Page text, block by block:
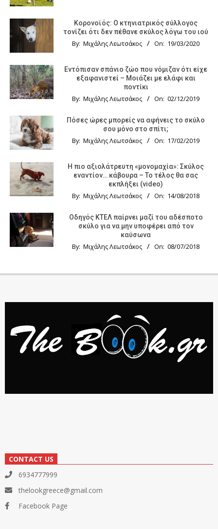
Κορονοϊός: Ο κτηνιατρικός σύλλογος
τονίζει ότι δεν πέθανε σκύλος λόγω του ιού
By: Μιχάλης Λεωτσάκος On: 19/03/2020
Εντόπισαν σπάνιο ζώο που νόμιζαν ότι είχε
εξαφανιστεί – Μοιάζει με ελάφι και
ποντίκι
By: Μιχάλης Λεωτσάκος On: 02/12/2019
Πόσες ώρες μπορείς να αφήνεις το σκύλο
σου μόνο στο σπίτι;
By: Μιχάλης Λεωτσάκος On: 17/02/2019
Η πιο αξιολάτρευτη «μονομαχία»: Σκύλος
εναντίον… κάβουρα – Το τέλος θα σας
εκπλήξει (video)
By: Μιχάλης Λεωτσάκος On: 14/08/2018
Οδηγός KTΕΛ παίρνει μαζί του αδέσποτο
σκύλο για να μην υποφέρει από τον
καύσωνα
By: Μιχάλης Λεωτσάκος On: 08/07/2018
CONTACT US
6934777999
thelookgreece@gmail.com
Facebook Page